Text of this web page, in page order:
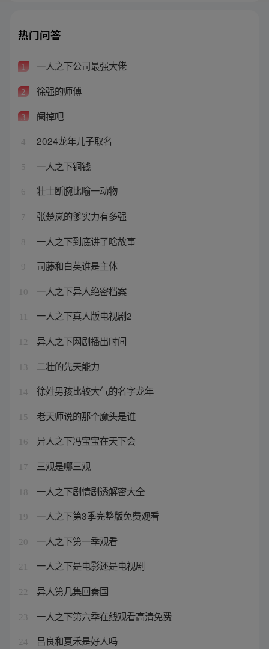
热门问答
1 一人之下公司最强大佬
2 徐强的师傅
3 阉掉吧
4 2024龙年儿子取名
5 一人之下铜钱
6 壮士断腕比喻一动物
7 张楚岚的爹实力有多强
8 一人之下到底讲了啥故事
9 司藤和白英谁是主体
10 一人之下异人绝密档案
一人之下真人版电视剧2
12 异人之下网剧播出时间
13 二壮的先天能力
14 徐姓男孩比较大气的名字龙年
15 老天师说的那个魔头是谁
16 异人之下冯宝宝在天下会
17 三观是哪三观
18 一人之下剧情剧透解密大全
19 一人之下第3季完整版免费观看
20 一人之下第一季观看
21 一人之下是电影还是电视剧
22 异人第几集回秦国
23 一人之下第六季在线观看高清免费
24 吕良和夏禾是好人吗